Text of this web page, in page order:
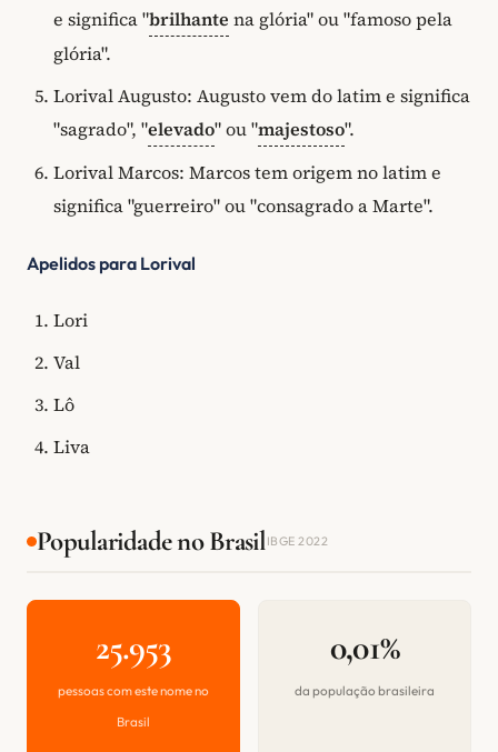
e significa "brilhante na glória" ou "famoso pela
glória".
Lorival Augusto: Augusto vem do latim e significa
"sagrado", "elevado" ou "majestoso".
Lorival Marcos: Marcos tem origem no latim e
significa "guerreiro" ou "consagrado a Marte".
Apelidos para Lorival
Lori
Val
Lô
Liva
Popularidade no BrasilIBGE 2022
25.953
pessoas com este nome no
Brasil
0,01%
da população brasileira